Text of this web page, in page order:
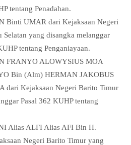
tentang Penadahan.
Binti UMAR dari Kejaksaan Negeri
yang disangka melanggar
tentang Penganiayaan.
FRANYO ALOWYSIUS MOA
Bin (Alm) HERMAN JAKOBUS
dari Kejaksaan Negeri Barito Timur
Pasal 362 KUHP tentang
Alias ALFI Alias AFI Bin H.
Negeri Barito Timur yang